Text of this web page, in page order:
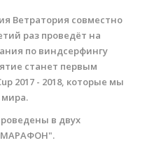
Ветратория совместно
раз проведёт на
по виндсерфингу
станет первым
2017 - 2018, которые мы
мира.
в двух